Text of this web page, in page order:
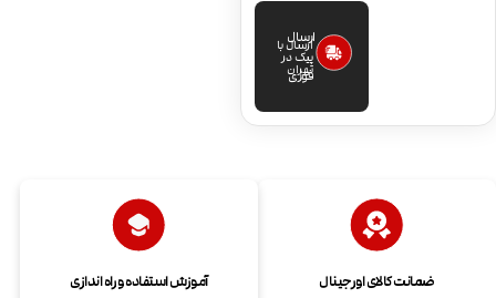
ارسال
فوری
ارسال با
پیک در
تهران
ضمانت کالای اورجینال آموزش استفاده و راه اندازی